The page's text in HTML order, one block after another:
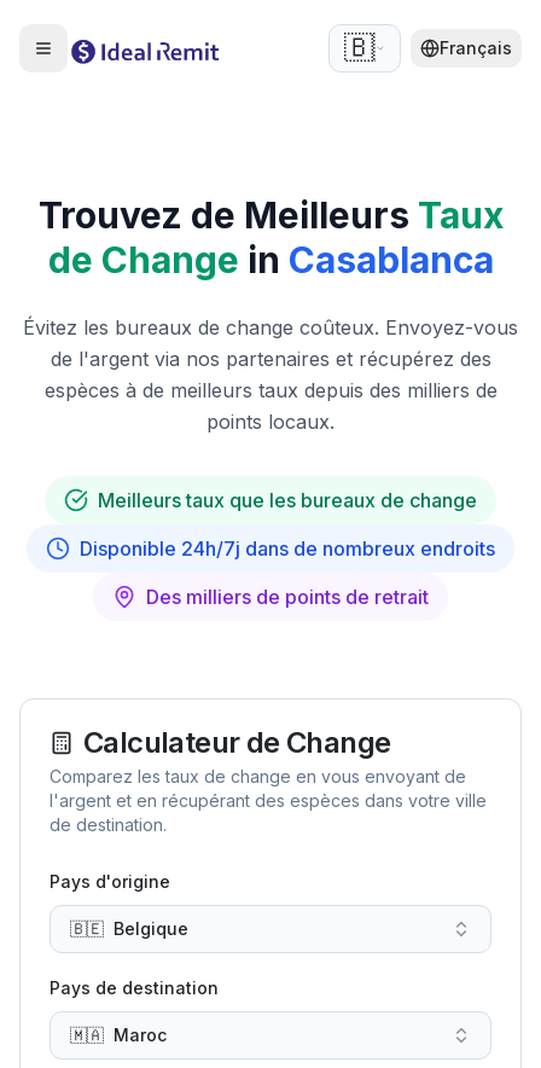
🇧🇪 Français
Trouvez de Meilleurs Taux
de Change in Casablanca
Évitez les bureaux de change coûteux. Envoyez-vous
de l'argent via nos partenaires et récupérez des
espèces à de meilleurs taux depuis des milliers de
points locaux.
Meilleurs taux que les bureaux de change
Disponible 24h/7j dans de nombreux endroits
Des milliers de points de retrait
Calculateur de Change
Comparez les taux de change en vous envoyant de
l'argent et en récupérant des espèces dans votre ville
de destination.
Pays d'origine
🇧🇪 Belgique
Pays de destination
🇲🇦 Maroc